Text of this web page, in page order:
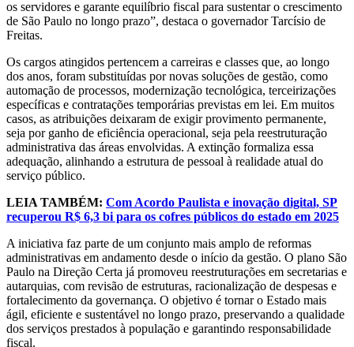
os servidores e garante equilíbrio fiscal para sustentar o crescimento
de São Paulo no longo prazo”, destaca o governador Tarcísio de
Freitas.
Os cargos atingidos pertencem a carreiras e classes que, ao longo
dos anos, foram substituídas por novas soluções de gestão, como
automação de processos, modernização tecnológica, terceirizações
específicas e contratações temporárias previstas em lei. Em muitos
casos, as atribuições deixaram de exigir provimento permanente,
seja por ganho de eficiência operacional, seja pela reestruturação
administrativa das áreas envolvidas. A extinção formaliza essa
adequação, alinhando a estrutura de pessoal à realidade atual do
serviço público.
LEIA TAMBÉM: Com Acordo Paulista e inovação digital, SP
recuperou R$ 6,3 bi para os cofres públicos do estado em 2025
A iniciativa faz parte de um conjunto mais amplo de reformas
administrativas em andamento desde o início da gestão. O plano São
Paulo na Direção Certa já promoveu reestruturações em secretarias e
autarquias, com revisão de estruturas, racionalização de despesas e
fortalecimento da governança. O objetivo é tornar o Estado mais
ágil, eficiente e sustentável no longo prazo, preservando a qualidade
dos serviços prestados à população e garantindo responsabilidade
fiscal.